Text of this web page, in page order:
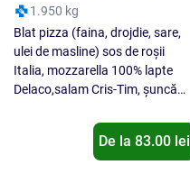
1.950 kg
Blat pizza (faina, drojdie, sare,
ulei de masline) sos de roșii
Italia, mozzarella 100% lapte
Delaco,salam Cris-Tim, șuncă
ciuperci, oregano. Nu se
inlocuieste un ingredient cu alt
De la 83.00 lei